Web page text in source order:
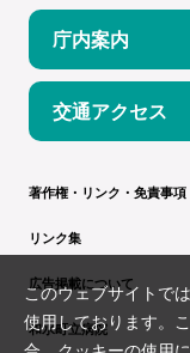
庁内案内
交通アクセス
著作権・リンク・免責事項
リンク集
広告掲載について
和水町立病院
このウェブサイトで
使用しております。